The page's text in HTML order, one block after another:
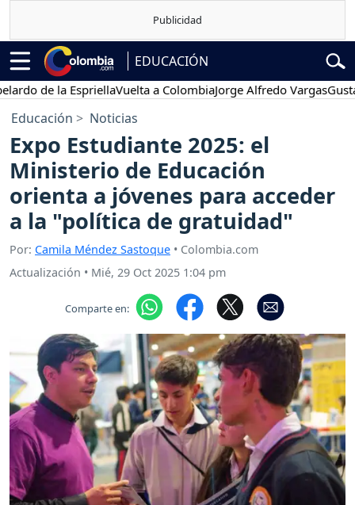
EDUCACIÓN
de la EspriellaVuelta a ColombiaJorge Alfredo VargasGustavo
Educación Noticias
Expo Estudiante 2025: el
Ministerio de Educación
orienta a jóvenes para acceder
a la "política de gratuidad"
Por: Camila Méndez Sastoque • Colombia.com
Actualización • Mié, 29 Oct 2025 1:04 pm
Comparte en: